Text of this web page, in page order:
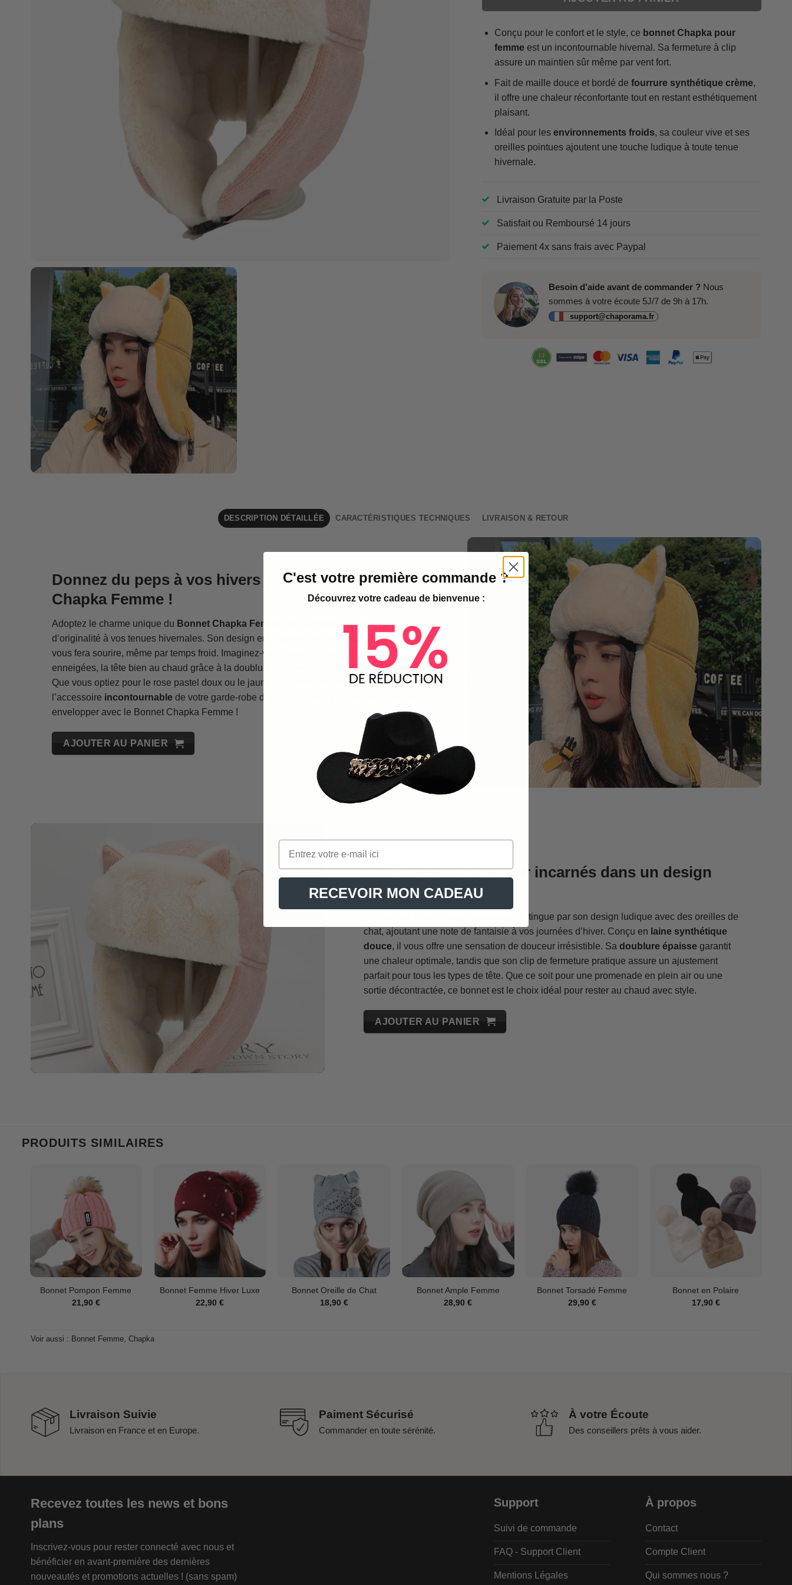
Conçu pour le confort et le style, ce bonnet Chapka pour
femmeest un incontournable hivernal. Sa fermeture à clip
assure un maintien sûr même par vent fort.
Fait de maille douce et bordé de fourrure synthétique crème,
il offre une chaleur réconfortante tout en restant esthétiquement
plaisant.
Idéal pour les environnements froids, sa couleur vive et ses
oreilles pointues ajoutent une touche ludique à toute tenue
hivernale.
Livraison Gratuite par la Poste
Satisfait ou Remboursé 14 jours
Paiement 4x sans frais avec Paypal
Besoin d'aide avant de commander ?Nous
sommes à votre écoute 5J/7 de 9h à 17h.
support@chaporama.fr
DESCRIPTION DÉTAILLÉE CARACTÉRISTIQUES TECHNIQUES LIVRAISON & RETOUR
Donnez du peps à vos hivers avec le Bonnet
Chapka Femme !
Adoptez le charme unique du Bonnet Chapka Femme
pour apporter une touche
d’originalité à vos tenues hivernales. Son design enchanteur avec des
oreilles de chat
vous fera sourire, même par temps froid. Imaginez-vous vous promener dans les rues
enneigées, la tête bien au chaud grâce à la doublure épaisse et douillette de ce bonnet.
Que vous optiez pour le rose pastel doux ou le jaune moutarde tendance, ce bonnet sera
l’accessoire incontournablede votre garde-robe d’hiver. Laissez la magie de l’hiver vous
envelopper avec le Bonnet Chapka Femme !
AJOUTER AU PANIER
Le confort et la chaleur incarnés dans un design
ludique
se distingue par son design ludique avec des oreilles de
chat, ajoutant une note de fantaisie à vos journées d’hiver. Conçu en laine synthétique
douce, il vous offre une sensation de douceur irrésistible. Sa doublure épaissegarantit
une chaleur optimale, tandis que son clip de fermeture pratique assure un ajustement
parfait pour tous les types de tête. Que ce soit pour une promenade en plein air ou une
sortie décontractée, ce bonnet est le choix idéal pour rester au chaud avec style.
AJOUTER AU PANIER
PRODUITS SIMILAIRES
Bonnet Pompon Femme
21,90 €
Bonnet Femme Hiver Luxe
22,90€
Bonnet Oreille de Chat
18,90 €
Bonnet Ample Femme
28,90€
Bonnet Torsadé Femme
29,90 €
Bonnet en Polaire
17,90 €
Voir aussi : Bonnet Femme, Chapka
Livraison Suivie
Livraison en France et en Europe.
Paiment Sécurisé
Commander en toute sérénité.
À votre Écoute
Des conseillers prêts à vous aider.
Recevez toutes les news et bons
plans
Inscrivez-vous pour rester connecté avec nous et
bénéficier en avant-première des dernières
nouveautés et promotions actuelles ! (sans spam)
Support
Suivi de commande
FAQ - Support Client
Mentions Légales
À propos
Contact
Compte Client
Qui sommes nous ?
C'est votre première commande ?
Découvrez votre cadeau de bienvenue :
RECEVOIR MON CADEAU